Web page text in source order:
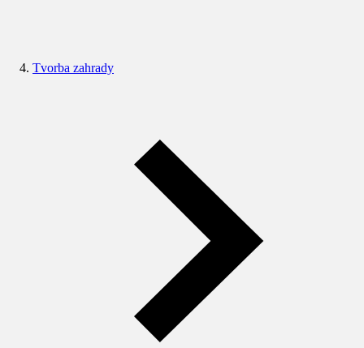
Tvorba zahrady